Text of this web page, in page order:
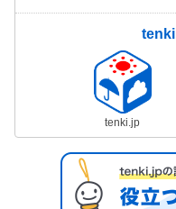
tenki.jp